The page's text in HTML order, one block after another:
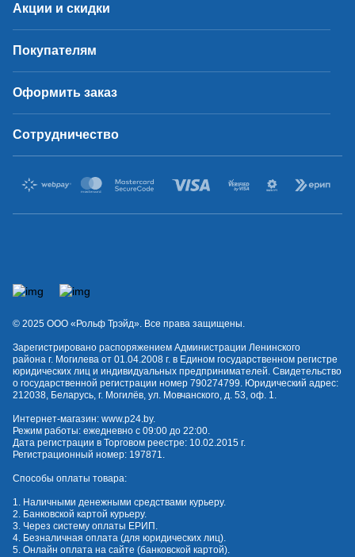
Акции и скидки
Покупателям
Оформить заказ
Сотрудничество
© 2025 OOO «Рольф Трэйд». Все права защищены.
Зарегистрировано распоряжением Администрации Ленинского
района г. Могилева от 01.04.2008 г. в Едином государственном регистре
юридических лиц и индивидуальных предпринимателей. Свидетельство
о государственной регистрации номер 790274799. Юридический адрес:
212038, Беларусь, г. Могилёв, ул. Мовчанского, д. 53, оф. 1.
Интернет-магазин: www.p24.by.
Режим работы: ежедневно с 09:00 до 22:00.
Дата регистрации в Торговом реестре: 10.02.2015 г.
Регистрационный номер: 197871.
Способы оплаты товара:
1. Наличными денежными средствами курьеру.
2. Банковской картой курьеру.
3. Через систему оплаты ЕРИП.
4. Безналичная оплата (для юридических лиц).
5. Онлайн оплата на сайте (банковской картой).